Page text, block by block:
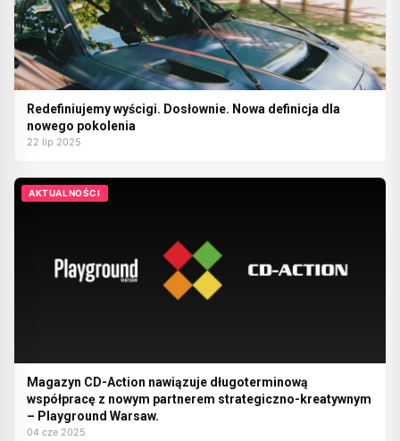
Redefiniujemy wyścigi. Dosłownie. Nowa definicja dla
nowego pokolenia
22 lip 2025
AKTUALNOŚCI
Magazyn CD-Action nawiązuje długoterminową
współpracę z nowym partnerem strategiczno-kreatywnym
– Playground Warsaw.
04 cze 2025